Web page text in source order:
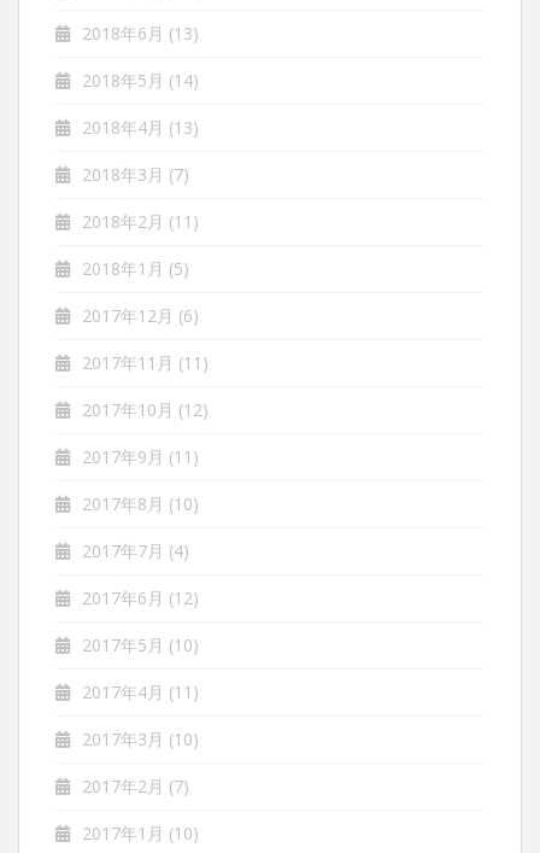
2018年6月 (13)
2018年5月 (14)
2018年4月 (13)
2018年3月 (7)
2018年2月 (11)
2018年1月 (5)
2017年12月 (6)
2017年11月 (11)
2017年10月 (12)
2017年9月 (11)
2017年8月 (10)
2017年7月 (4)
2017年6月 (12)
2017年5月 (10)
2017年4月 (11)
2017年3月 (10)
2017年2月 (7)
2017年1月 (10)